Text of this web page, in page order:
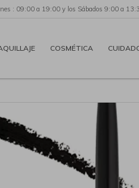
COSMÉTICA
: 09:00 a 19:00 y los Sábados 9:00 a